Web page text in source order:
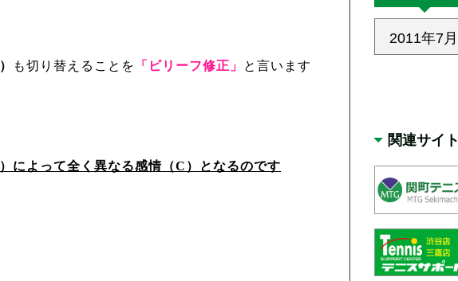
） も切り替えることを 「ビリーフ修正」 と言います
）によって全く異なる感情（C ）となるのです
関連サイト